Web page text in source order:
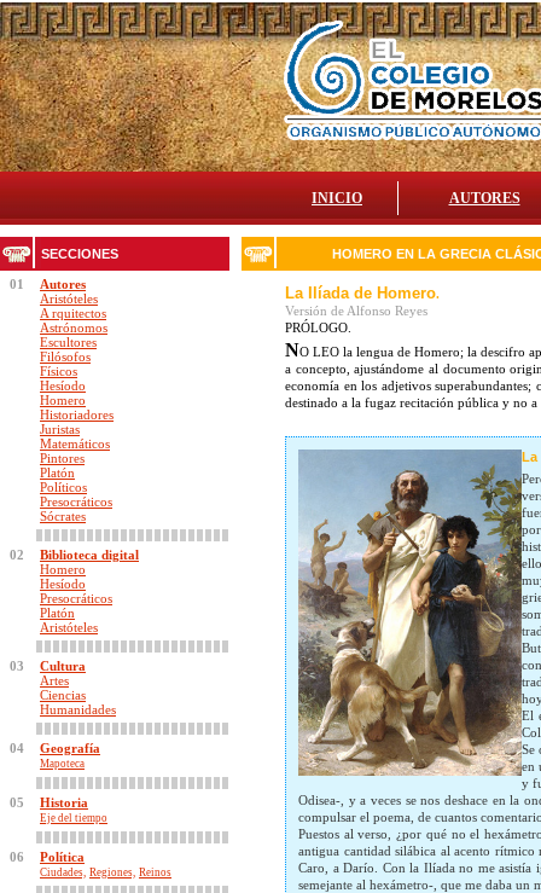
INICIO AUTORES
SECCIONES
01
Autores
Aristóteles
A rquitectos
Astrónomos
Escultores
Filósofos
Físicos
Hesíodo
Homero
Historiadores
Juristas
Matemáticos
Pintores
Platón
Políticos
Presocráticos
Sócrates
02
Biblioteca digital
Homero
Hesíodo
Presocráticos
Platón
Aristóteles
03
Cultura
Artes
Ciencias
Humanidades
04 Geografía
Mapoteca
05 Historia
Eje del tiempo
06 Política
Ciudades, Regiones, Reinos
HOMERO EN LA GRECIA
La Ilíada de Homero.
Versión de Alfonso Reyes
PRÓLOGO.
NO LEO la lengua de Homero; la descifro
a concepto, ajustándome al documento
economía en los adjetivos
destinado a la fugaz recitación pública y no
La
El
Se
en
y
Odisea-, y a veces se nos deshace en la
compulsar el poema, de cuantos
Puestos al verso, ¿por qué no el
antigua cantidad silábica al acento
Caro, a Darío. Con la Ilíada no me asistía
semejante al hexámetro-, que me daba un